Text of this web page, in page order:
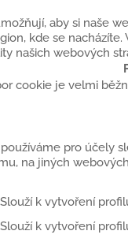
aby si naše
kde se
našich webových
cookie je velmi
pro účely
na jiných
Slouží k vytvoření
Slouží k vytvoření